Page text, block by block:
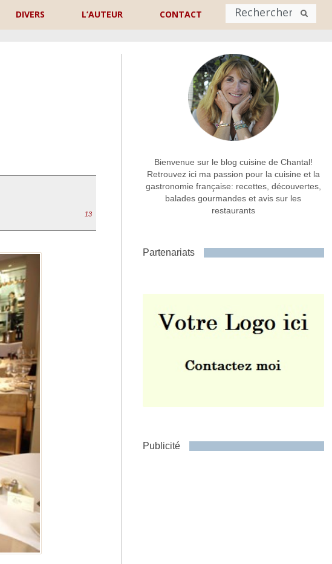
DIVERS L’AUTEUR CONTACT
Nom
Commentaire ou message *
13
Bienvenue sur le blog cuisine de Chantal!
Retrouvez ici ma passion pour la cuisine et la
gastronomie française: recettes, découvertes,
balades gourmandes et avis sur les
restaurants
Partenariats
Publicité